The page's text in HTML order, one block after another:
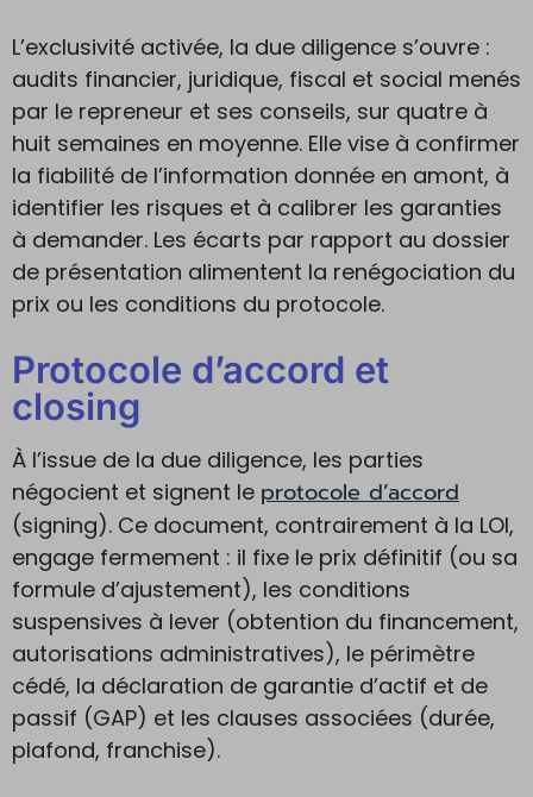
L’exclusivité activée, la due diligence s’ouvre :
audits financier, juridique, fiscal et social menés
par le repreneur et ses conseils, sur quatre à
huit semaines en moyenne. Elle vise à confirmer
la fiabilité de l’information donnée en amont, à
identifier les risques et à calibrer les garanties
à demander. Les écarts par rapport au dossier
de présentation alimentent la renégociation du
prix ou les conditions du protocole.
Protocole d’accord et
closing
À l’issue de la due diligence, les parties
négocient et signent le protocole d’accord
(signing). Ce document, contrairement à la LOI,
engage fermement : il fixe le prix définitif (ou sa
formule d’ajustement), les conditions
suspensives à lever (obtention du financement,
autorisations administratives), le périmètre
cédé, la déclaration de garantie d’actif et de
passif (GAP) et les clauses associées (durée,
plafond, franchise).